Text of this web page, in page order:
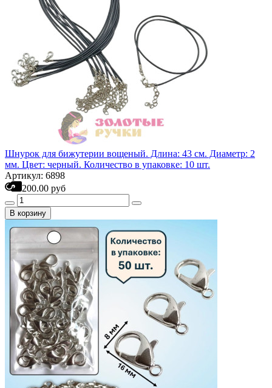
Шнурок для бижутерии вощеный. Длина: 43 см. Диаметр: 2
мм. Цвет: черный. Количество в упаковке: 10 шт.
Артикул: 6898
200.00 руб
В корзину